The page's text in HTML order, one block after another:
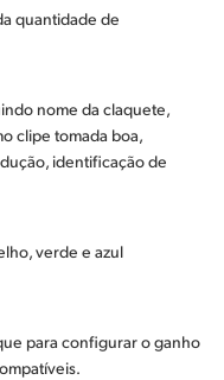
quantidade de
nome da claquete,
clipe tomada boa,
identificação de
verde e azul
para configurar o ganho